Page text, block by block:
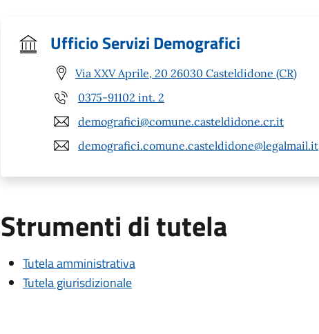
Ufficio Servizi Demografici
Via XXV Aprile, 20 26030 Casteldidone (CR)
0375-91102 int. 2
demografici@comune.casteldidone.cr.it
demografici.comune.casteldidone@legalmail.it
Strumenti di tutela
Tutela amministrativa
Tutela giurisdizionale